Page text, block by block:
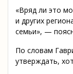
«Вряд ли это
и других
семьи», —
По словам
утверждать,